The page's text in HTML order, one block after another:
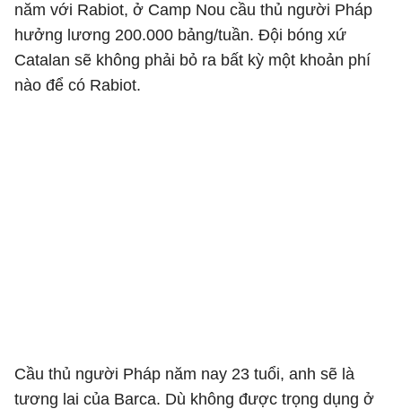
năm với Rabiot, ở Camp Nou cầu thủ người Pháp
hưởng lương 200.000 bảng/tuần. Đội bóng xứ
Catalan sẽ không phải bỏ ra bất kỳ một khoản phí
nào để có Rabiot.
Cầu thủ người Pháp năm nay 23 tuổi, anh sẽ là
tương lai của Barca. Dù không được trọng dụng ở